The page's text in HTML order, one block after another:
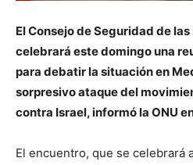
El Consejo de Seguridad de
celebrará este domingo una
para debatir la situación en
sorpresivo ataque del
contra Israel, informó la ONU
El encuentro, que se celebrará